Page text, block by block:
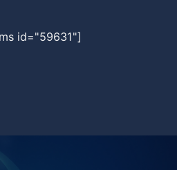
id="59631"]